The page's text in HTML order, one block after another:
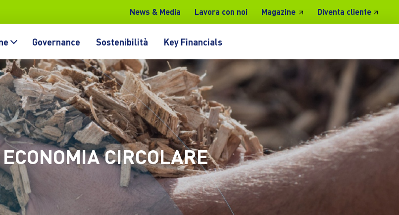
News & Media Lavora con noi Magazine Diventa cliente
Governance Sostenibilità Key Financials
CIRCOLARE